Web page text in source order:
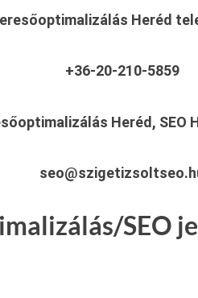
Heréd
+36-20-210-5859
Heréd, SEO
SEO